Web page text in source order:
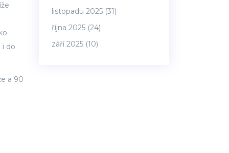
i do
a 90
listopadu 2025 (31)
října 2025 (24)
září 2025 (10)